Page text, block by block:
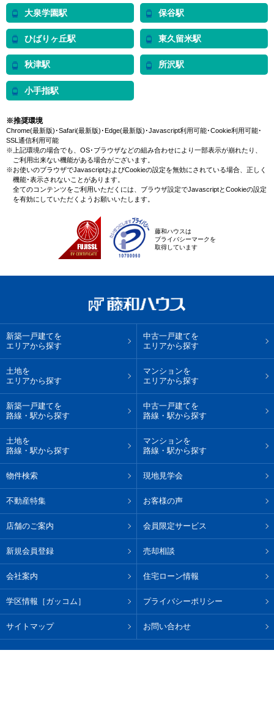
大泉学園駅 保谷駅
ひばりヶ丘駅 東久留米駅
秋津駅 所沢駅
小手指駅
※推奨環境
Chrome(最新版)･Safari(最新版)･Edge(最新版)･Javascript利用可能･Cookie利用可能･
SSL通信利用可能
※上記環境の場合でも、OS･ブラウザなどの組み合わせにより一部表示が崩れたり、
ご利用出来ない機能がある場合がございます。
※お使いのブラウザでJavascriptおよびCookieの設定を無効にされている場合、正しく
機能･表示されないことがあります。
全てのコンテンツをご利用いただくには、ブラウザ設定でJavascriptとCookieの設定
を有効にしていただくようお願いいたします。
藤和ハウスは
プライバシーマークを
取得しています
新築一戸建てを
エリアから探す
中古一戸建てを
エリアから探す
土地を
エリアから探す
マンションを
エリアから探す
新築一戸建てを
路線・駅から探す
中古一戸建てを
路線・駅から探す
土地を
路線・駅から探す
マンションを
路線・駅から探す
物件検索 現地見学会
不動産特集 お客様の声
店舗のご案内 会員限定サービス
新規会員登録 売却相談
会社案内 住宅ローン情報
学区情報［ガッコム］ プライバシーポリシー
サイトマップ お問い合わせ